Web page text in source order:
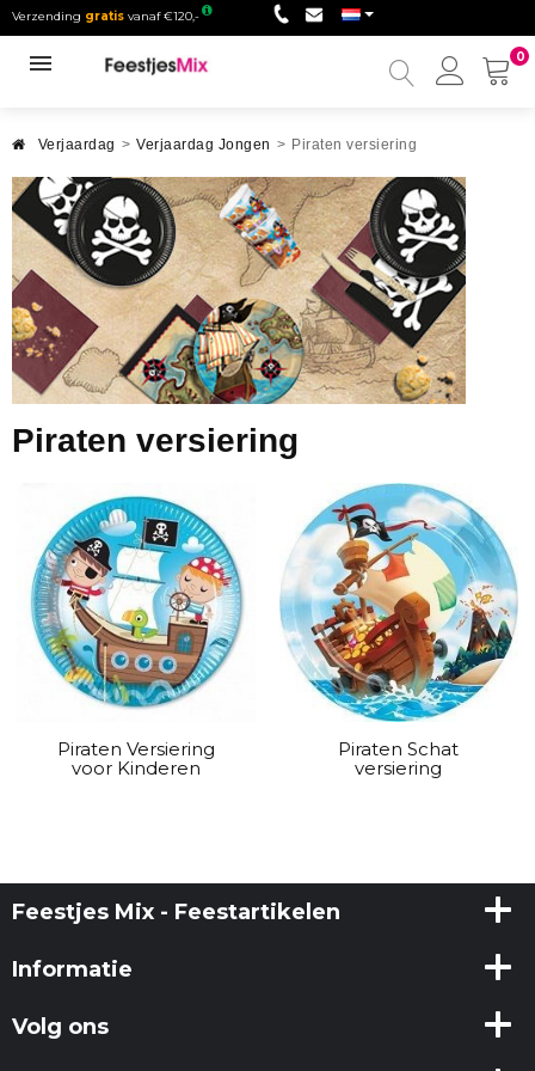
Verzending gratis vanaf €120,-
0
Mijn
Verjaardag > Verjaardag Jongen > Piraten versiering
Piraten versiering
Piraten Versiering
voor Kinderen
Piraten Schat
versiering
Feestjes Mix - Feestartikelen
Informatie
Volg ons